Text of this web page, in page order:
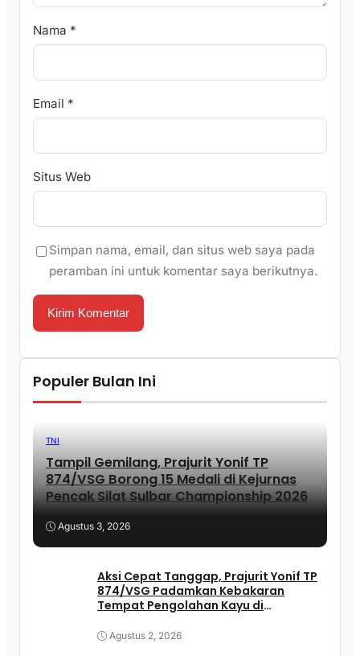
Nama *
Email *
Situs Web
Simpan nama, email, dan situs web saya pada
peramban ini untuk komentar saya berikutnya.
Populer Bulan Ini
TNI
Tampil Gemilang, Prajurit Yonif TP
874/VSG Borong 15 Medali di Kejurnas
Pencak Silat Sulbar Championship 2026
Agustus 3, 2026
Aksi Cepat Tanggap, Prajurit Yonif TP
874/VSG Padamkan Kebakaran
Tempat Pengolahan Kayu di
Agustus 2, 2026